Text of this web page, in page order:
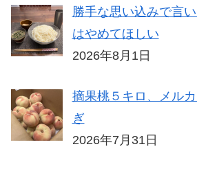
勝手な思い込みで言
はやめてほしい
2026年8月1日
摘果桃５キロ、メル
ぎ
2026年7月31日